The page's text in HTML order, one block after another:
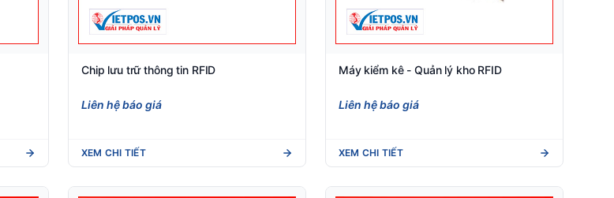
Chip lưu trữ thông tin RFID
Liên hệ báo giá
XEM CHI TIẾT
Máy kiểm kê - Quản lý kho RFID
Liên hệ báo giá
XEM CHI TIẾT